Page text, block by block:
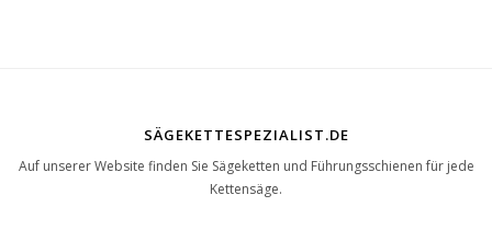
SÄGEKETTESPEZIALIST.DE
Auf unserer Website finden Sie Sägeketten und Führungsschienen für jede
Kettensäge.